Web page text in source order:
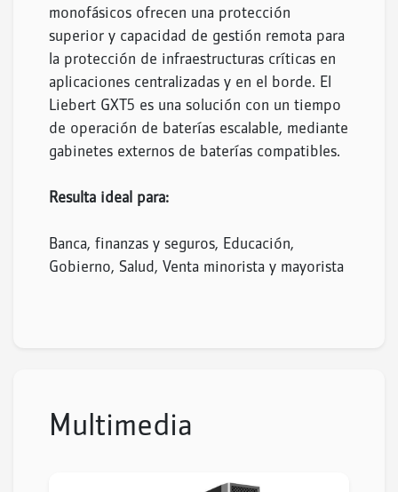
monofásicos ofrecen una protección
superior y capacidad de gestión remota para
la protección de infraestructuras críticas en
aplicaciones centralizadas y en el borde. El
Liebert GXT5 es una solución con un tiempo
de operación de baterías escalable, mediante
gabinetes externos de baterías compatibles.
Resulta ideal para:
Banca, finanzas y seguros, Educación,
Gobierno, Salud, Venta minorista y mayorista
Multimedia